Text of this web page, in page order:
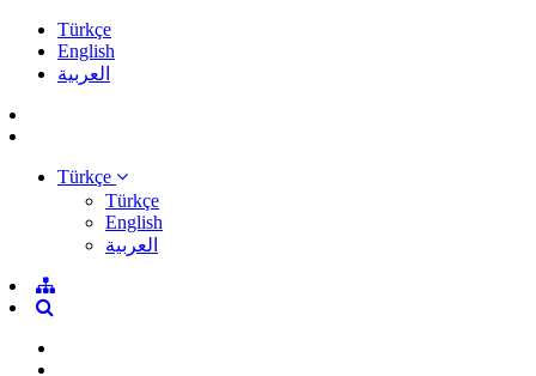
Türkçe
English
العربية
Türkçe
Türkçe
English
العربية